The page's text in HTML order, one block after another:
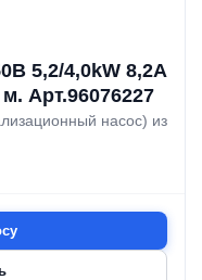
5,2/4,0kW 8,2A
Арт.96076227
насос) из